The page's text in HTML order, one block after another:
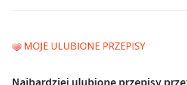
MOJE ULUBIONE PRZEPISY